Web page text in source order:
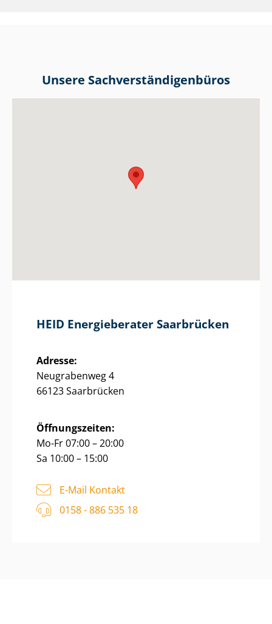
Unsere Sach­ver­stän­di­gen­bü­ros
HEID Energieberater Saarbrücken
Adresse:
Neugrabenweg 4
66123 Saarbrücken
Öffnungszeiten:
Mo-Fr 07:00 – 20:00
Sa 10:00 – 15:00
E-Mail Kontakt
0158 - 886 535 18